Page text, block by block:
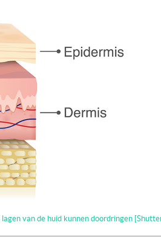
van de huid kunnen doordringen